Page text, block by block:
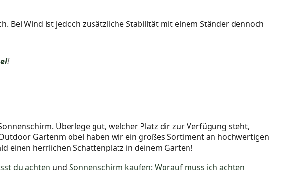
Bei Wind ist jedoch zusätzliche Stabilität mit einem Ständer dennoch
!
Überlege gut, welcher Platz dir zur Verfügung steht,
Gartenm öbel haben wir ein großes Sortiment an hochwertigen
einen herrlichen Schattenplatz in deinem Garten!
du achten und Sonnenschirm kaufen: Worauf muss ich achten